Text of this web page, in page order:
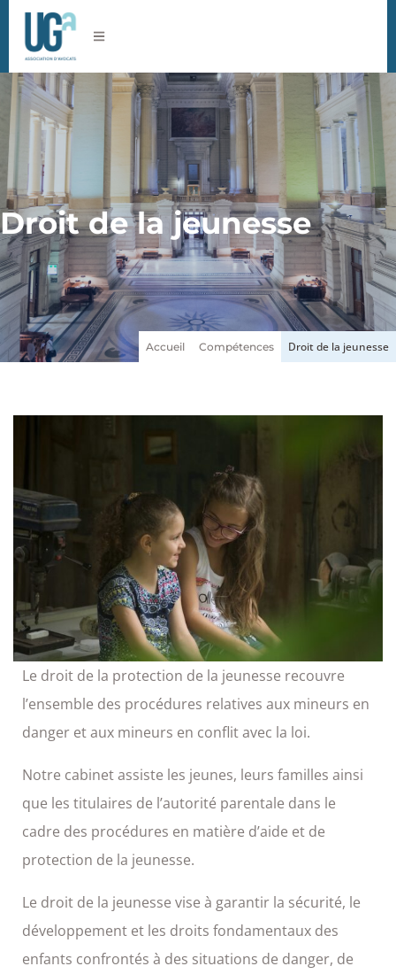
Droit de la jeunesse
Accueil Compétences Droit de la jeunesse
Le droit de la protection de la jeunesse recouvre
l’ensemble des procédures relatives aux mineurs en
danger et aux mineurs en conflit avec la loi.
Notre cabinet assiste les jeunes, leurs familles ainsi
que les titulaires de l’autorité parentale dans le
cadre des procédures en matière d’aide et de
protection de la jeunesse.
Le droit de la jeunesse vise à garantir la sécurité, le
développement et les droits fondamentaux des
enfants confrontés à des situations de danger, de